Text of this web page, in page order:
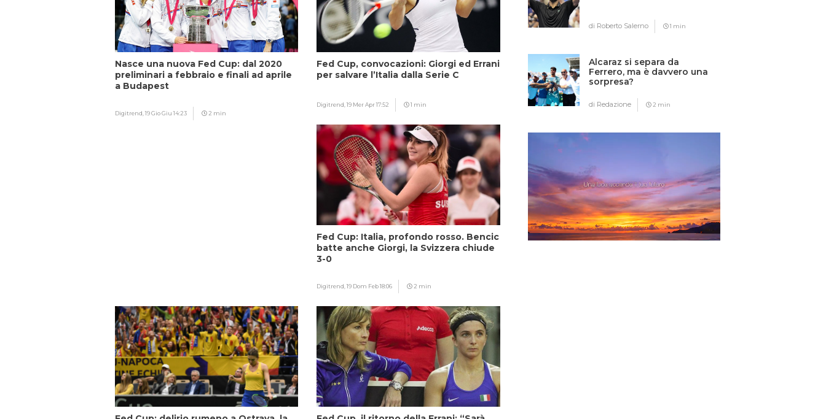
Nasce una nuova Fed Cup: dal 2020
preliminari a febbraio e finali ad aprile
a Budapest
Digitrend,19 Gio Giu 14:23 2 min
Fed Cup, convocazioni: Giorgi ed Errani
per salvare l’Italia dalla Serie C
Digitrend,19 Mer Apr 17:52 1 min
Fed Cup: Italia, profondo rosso. Bencic
batte anche Giorgi, la Svizzera chiude
3-0
Digitrend,19 Dom Feb 18:06 2 min
di Roberto Salerno 1 min
Alcaraz si separa da
Ferrero, ma è davvero una
sorpresa?
di Redazione 2 min